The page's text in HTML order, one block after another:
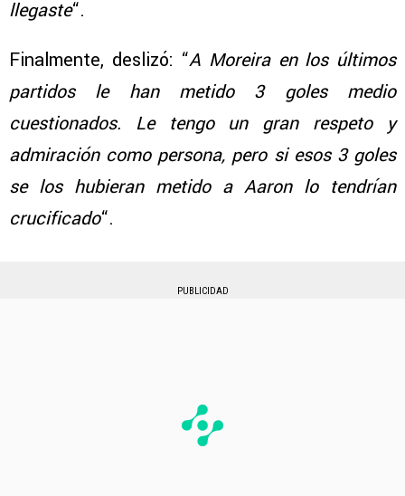
llegaste“.
Finalmente, deslizó: “A Moreira en los últimos
partidos le han metido 3 goles medio
cuestionados. Le tengo un gran respeto y
admiración como persona, pero si esos 3 goles
se los hubieran metido a Aaron lo tendrían
crucificado“.
PUBLICIDAD